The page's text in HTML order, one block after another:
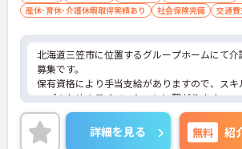
産休･育休･介護休暇取得実績あり
社会保険完備 交通
北海道三笠市に位置するグループホームにて介
募集です。
保有資格により手当支給がありますので、スキ
ップのためのモチベーションに繋がります。
ご興味のある方には、面接対策ポイントなど、
に詳細をお話いたしますので、お気軽にご相談
さい。
詳細を見る 無料 紹